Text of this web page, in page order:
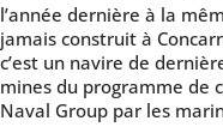
l’année dernière à la
jamais construit à
c’est un navire de
mines du programme de
Naval Group par les